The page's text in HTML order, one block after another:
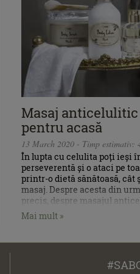
Masaj
pentru acasă
13 March 2020 - Timp estimativ:
În lupta cu celulita poți ieși
perseverentă și o ataci pe
printr-o dietă sănătoasă, cât
masaj. Despre acesta din
precis, despre masajul
chiar tu.
Mai mult »